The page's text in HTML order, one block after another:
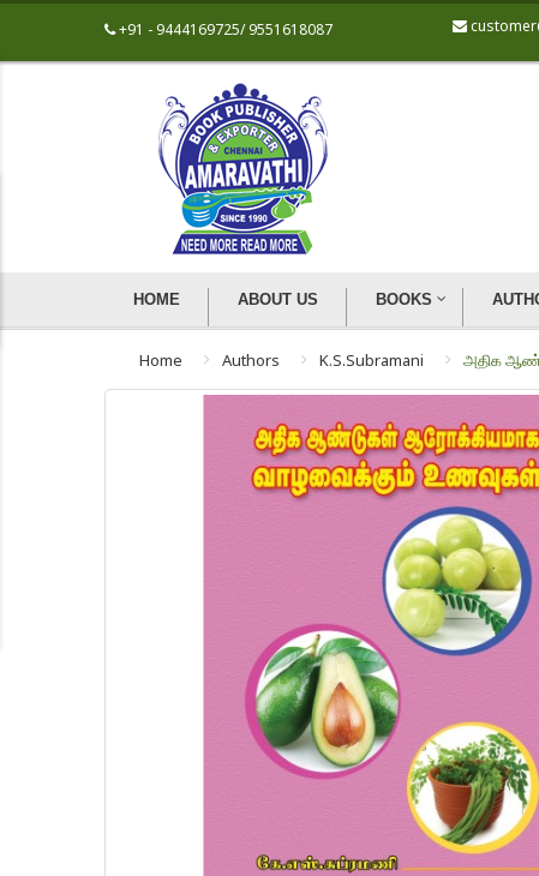
+91 - 9444169725/ 9551618087
HOME ABOUT US BOOKS
Home Authors K.S.Subramani அதிக